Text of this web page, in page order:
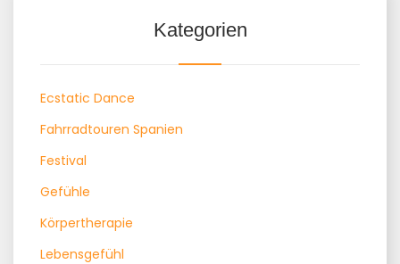
Kategorien
Ecstatic Dance
Fahrradtouren Spanien
Festival
Gefühle
Körpertherapie
Lebensgefühl